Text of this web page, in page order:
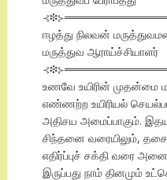
ஈழத்து நிலவன்
மருத்துவ ஆராய்ச்சியாளர்
உணவே உயிரின் முதன்மை
எண்ணற்ற உயிரியல்
அதிசய அமைப்பாகும்.
சிந்தனை வரையிலும்,
எதிர்ப்புச் சக்தி வரை
இருப்பது நாம் தினமும்